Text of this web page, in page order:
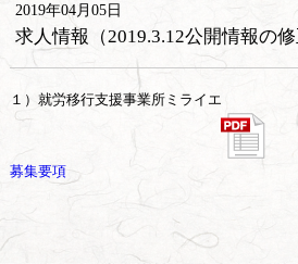
2019年04月05日
求人情報（2019.3.12公開情報の修
募集要項